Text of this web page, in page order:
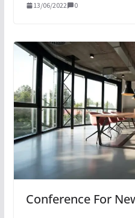
13/06/2022 0
Conference For